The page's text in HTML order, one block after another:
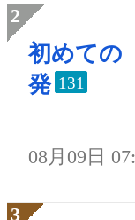
初めての
発 131
08月09日